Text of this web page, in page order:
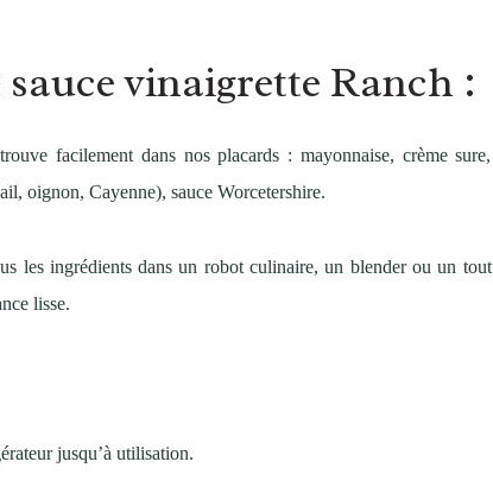
vinaigrette Ranch :
facilement dans nos placards : mayonnaise, crème sure,
oignon, Cayenne), sauce Worcetershire.
les ingrédients dans un robot culinaire, un blender ou un tout
lisse.
jusqu’à utilisation.